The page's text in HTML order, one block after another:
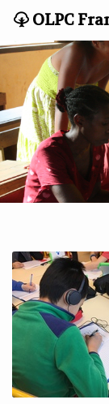
OLPC
RECHERCHE
MISSION
NOUS
ACCUEIL
RESSOURCES
BLOG